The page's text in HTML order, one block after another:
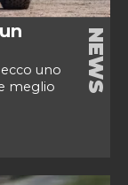
uno
meglio
NEWS